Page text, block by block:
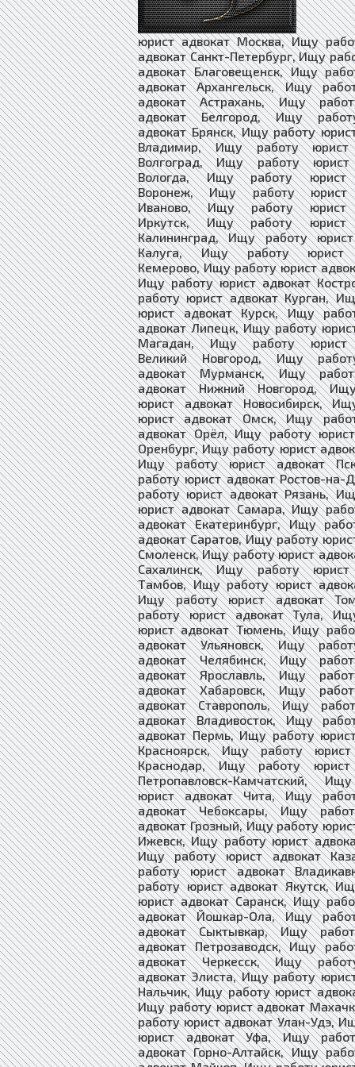
юрист адвокат Москва, Ищу
адвокат Санкт-Петербург, Ищу
адвокат Благовещенск, Ищу
адвокат Архангельск, Ищу
адвокат Астрахань, Ищу
адвокат Белгород, Ищу
адвокат Брянск, Ищу работу
Владимир, Ищу работу юрист
Волгоград, Ищу работу юрист
Вологда, Ищу работу юрист
Воронеж, Ищу работу юрист
Иваново, Ищу работу юрист
Иркутск, Ищу работу юрист
Калининград, Ищу работу
Калуга, Ищу работу юрист
Кемерово, Ищу работу юрист
Ищу работу юрист адвокат
работу юрист адвокат Курган,
юрист адвокат Курск, Ищу
адвокат Липецк, Ищу работу
Магадан, Ищу работу юрист
Великий Новгород, Ищу
адвокат Мурманск, Ищу
адвокат Нижний Новгород,
юрист адвокат Новосибирск,
юрист адвокат Омск, Ищу
адвокат Орёл, Ищу работу
Оренбург, Ищу работу юрист
Ищу работу юрист адвокат
работу юрист адвокат Ростов-
работу юрист адвокат Рязань,
юрист адвокат Самара, Ищу
адвокат Екатеринбург, Ищу
адвокат Саратов, Ищу работу
Смоленск, Ищу работу юрист
Сахалинск, Ищу работу юрист
Тамбов, Ищу работу юрист
Ищу работу юрист адвокат
работу юрист адвокат Тула,
юрист адвокат Тюмень, Ищу
адвокат Ульяновск, Ищу
адвокат Челябинск, Ищу
адвокат Ярославль, Ищу
адвокат Хабаровск, Ищу
адвокат Ставрополь, Ищу
адвокат Владивосток, Ищу
адвокат Пермь, Ищу работу
Красноярск, Ищу работу юрист
Краснодар, Ищу работу юрист
Петропавловск-Камчатский,
юрист адвокат Чита, Ищу
адвокат Чебоксары, Ищу
адвокат Грозный, Ищу работу
Ижевск, Ищу работу юрист
Ищу работу юрист адвокат
работу юрист адвокат
работу юрист адвокат Якутск,
юрист адвокат Саранск, Ищу
адвокат Йошкар-Ола, Ищу
адвокат Сыктывкар, Ищу
адвокат Петрозаводск, Ищу
адвокат Черкесск, Ищу
адвокат Элиста, Ищу работу
Нальчик, Ищу работу юрист
Ищу работу юрист адвокат
работу юрист адвокат Улан-Удэ,
юрист адвокат Уфа, Ищу
адвокат Горно-Алтайск, Ищу